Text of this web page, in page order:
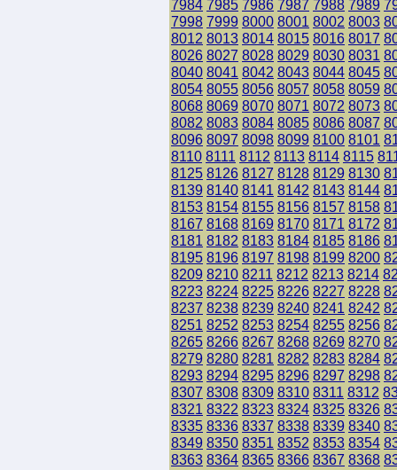
7984 7985 7986 7987 7988 7989
7998 7999 8000 8001 8002 8003
8012 8013 8014 8015 8016 8017
8026 8027 8028 8029 8030 8031
8040 8041 8042 8043 8044 8045
8054 8055 8056 8057 8058 8059
8068 8069 8070 8071 8072 8073
8082 8083 8084 8085 8086 8087
8096 8097 8098 8099 8100 8101
8110 8111 8112 8113 8114 8115
8125 8126 8127 8128 8129 8130
8139 8140 8141 8142 8143 8144
8153 8154 8155 8156 8157 8158
8167 8168 8169 8170 8171 8172
8181 8182 8183 8184 8185 8186
8195 8196 8197 8198 8199 8200
8209 8210 8211 8212 8213 8214
8223 8224 8225 8226 8227 8228
8237 8238 8239 8240 8241 8242
8251 8252 8253 8254 8255 8256
8265 8266 8267 8268 8269 8270
8279 8280 8281 8282 8283 8284
8293 8294 8295 8296 8297 8298
8307 8308 8309 8310 8311 8312
8321 8322 8323 8324 8325 8326
8335 8336 8337 8338 8339 8340
8349 8350 8351 8352 8353 8354
8363 8364 8365 8366 8367 8368